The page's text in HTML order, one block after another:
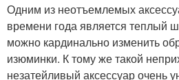
Одним из неотъемлемых
времени года является
можно кардинально изменить
изюминки. К тому же такой
незатейливый аксессуар очень